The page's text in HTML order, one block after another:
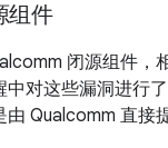
组件
闭源组件，
中对这些漏洞进行
Qualcomm 直接